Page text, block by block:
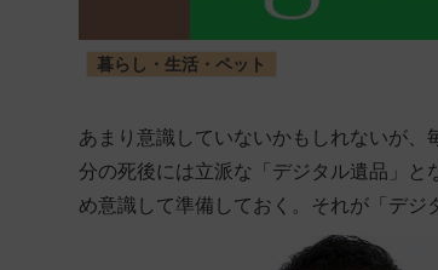
暮らし・生活・ペット
あまり意識していないかもしれないが
分の死後には立派な「デジタル遺品」と
め意識して準備しておく。それが「デジ